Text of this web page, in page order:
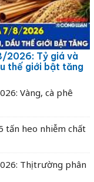
2026: Tỷ giá và
thế giới bật tăng
Vàng, cà phê
tấn heo nhiễm chất
Thị trường phân